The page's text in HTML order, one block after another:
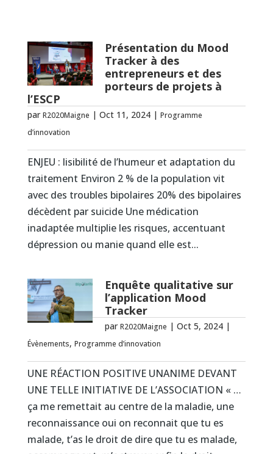
Présentation du Mood
Tracker à des
entrepreneurs et des
porteurs de projets à
l’ESCP
parR2020Maigne | Oct 11, 2024| Programme
d’innovation
ENJEU : lisibilité de l’humeur et adaptation du
traitement Environ 2 % de la population vit
avec des troubles bipolaires 20% des bipolaires
décèdent par suicide Une médication
inadaptée multiplie les risques, accentuant
dépression ou manie quand elle est...
Enquête qualitative sur
l’application Mood
Tracker
parR2020Maigne |Oct 5, 2024 |
Évènements, Programme d’innovation
UNE RÉACTION POSITIVE UNANIME DEVANT
UNE TELLE INITIATIVE DE L’ASSOCIATION « …
ça me remettait au centre de la maladie, une
reconnaissance oui on reconnait que tu es
malade, t’as le droit de dire que tu es malade,